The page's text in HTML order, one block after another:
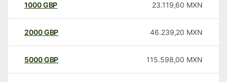
1000GBP 23.119,60 MXN
2000GBP 46.239,20 MXN
5000GBP 115.598,00 MXN